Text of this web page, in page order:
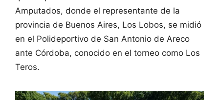
Amputados, donde el representante de la
provincia de Buenos Aires, Los Lobos, se midió
en el Polideportivo de San Antonio de Areco
ante Córdoba, conocido en el torneo como Los
Teros.